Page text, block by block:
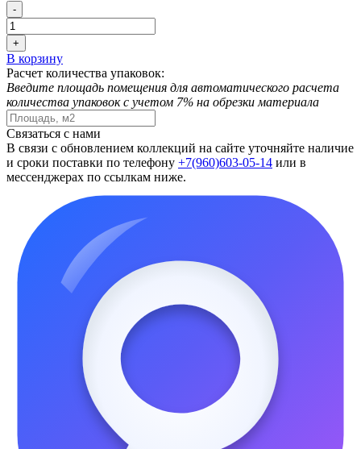
-
+
В корзину
Расчет количества упаковок:
Введите площадь помещения для автоматического расчета
количества упаковок с учетом 7% на обрезки материала
Связаться с нами
В связи с обновлением коллекций на сайте уточняйте наличие
и сроки поставки по телефону +7(960)603-05-14 или в
мессенджерах по ссылкам ниже.